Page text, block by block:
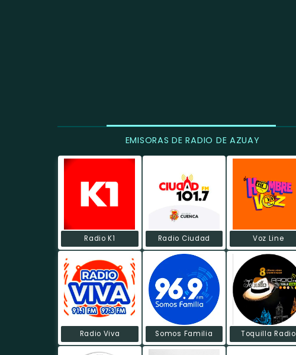
EMISORAS DE RADIO DE AZUAY
Radio K1 Radio Ciudad Voz Line
Radio Viva Somos Familia Toquilla Radio